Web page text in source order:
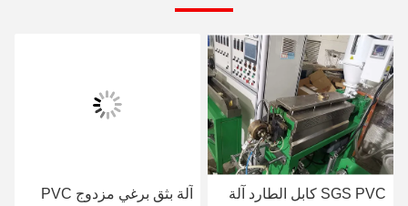
SGS PVC كابل الطارد آلة
آلة بثق برغي مزدوج PVC